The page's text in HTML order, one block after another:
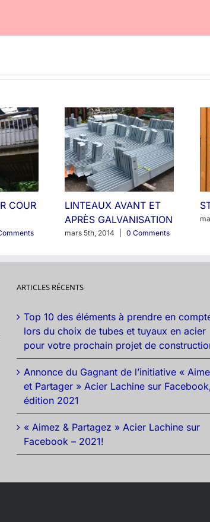
COUR
LINTEAUX AVANT ET
APRÈS GALVANISATION
mars 5th, 2014 0 Comments
ARTICLES RÉCENTS
Top 10 des éléments à prendre en
lors du choix de tubes et tuyaux en acier
pour votre prochain projet de
Annonce du Gagnant de l’initiative «
et Partager » Acier Lachine sur
édition 2021
« Aimez & Partagez » Acier Lachine sur
Facebook – 2021!